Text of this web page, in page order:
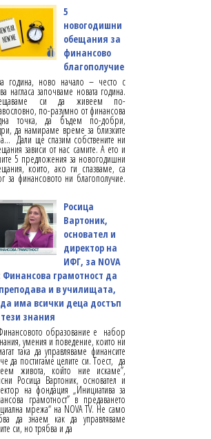
5
новогодишни
обещания за
финансово
благополучие
година, ново начало – често с
нагласа започваме новата година.
си да живеем по-
по-разумно от финансова
точка, да бъдем по-добри,
да намираме време за близките
Дали ще спазим собствените ни
зависи от нас самите. А ето и
5 предложения за новогодишни
които, ако ги спазваме, са
за финансовото ни благополучие.
Росица
Вартоник,
основател и
директор на
ИФГ, за NOVA
Финансова грамотност да
и в училищата,
има всички деца достъп
знания
образование е набор
умения и поведение, които ни
така да управляваме финансите
да постигаме целите си. Тоест, да
живота, който ние искаме”,
Росица Вартоник, основател и
на фондация „Инициатива за
грамотност” в предаването
мрежа“ на NOVA TV. Не само
да знаем как да управляваме
си, но трябва и да